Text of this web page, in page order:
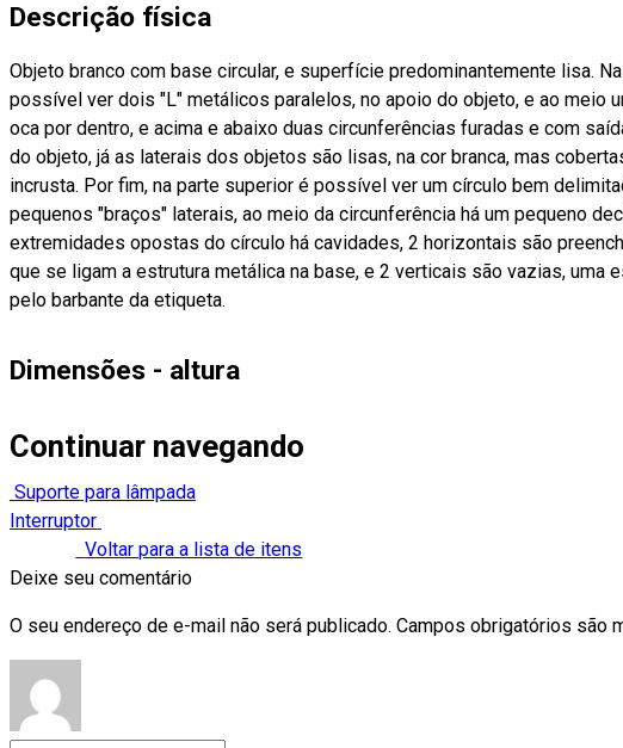
Descrição física
Objeto branco com base circular, e superfície predominantemente lisa.
possível ver dois "L" metálicos paralelos, no apoio do objeto, e ao meio
oca por dentro, e acima e abaixo duas circunferências furadas e com
do objeto, já as laterais dos objetos são lisas, na cor branca, mas
incrusta. Por fim, na parte superior é possível ver um círculo bem
pequenos "braços" laterais, ao meio da circunferência há um pequeno
extremidades opostas do círculo há cavidades, 2 horizontais são
que se ligam a estrutura metálica na base, e 2 verticais são vazias, uma
pelo barbante da etiqueta.
Dimensões - altura
Continuar navegando
Suporte para lâmpada
Interruptor
Voltar para a lista de itens
Deixe seu comentário
O seu endereço de e-mail não será publicado. Campos obrigatórios são